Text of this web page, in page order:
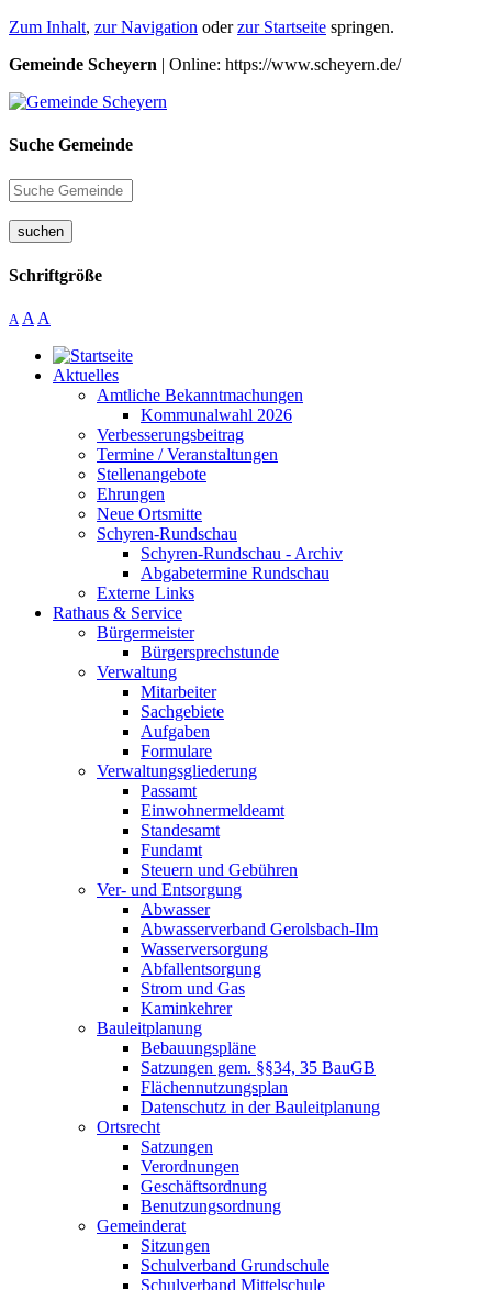
Zum Inhalt, zur Navigation oderzur Startseite springen.
Gemeinde Scheyern | Online: https://www.scheyern.de/
Suche Gemeinde
suchen
Schriftgröße
A A A
Aktuelles
Amtliche Bekanntmachungen
Kommunalwahl 2026
Verbesserungsbeitrag
Termine / Veranstaltungen
Stellenangebote
Ehrungen
Neue Ortsmitte
Schyren-Rundschau
Schyren-Rundschau - Archiv
Abgabetermine Rundschau
Externe Links
Rathaus & Service
Bürgermeister
Bürgersprechstunde
Verwaltung
Mitarbeiter
Sachgebiete
Aufgaben
Formulare
Verwaltungsgliederung
Passamt
Einwohnermeldeamt
Standesamt
Fundamt
Steuern und Gebühren
Ver- und Entsorgung
Abwasser
Abwasserverband Gerolsbach-Ilm
Wasserversorgung
Abfallentsorgung
Strom und Gas
Kaminkehrer
Bauleitplanung
Bebauungspläne
Satzungen gem. §§34, 35 BauGB
Flächennutzungsplan
Datenschutz in der Bauleitplanung
Ortsrecht
Satzungen
Verordnungen
Geschäftsordnung
Benutzungsordnung
Gemeinderat
Sitzungen
Schulverband Grundschule
Schulverband Mittelschule